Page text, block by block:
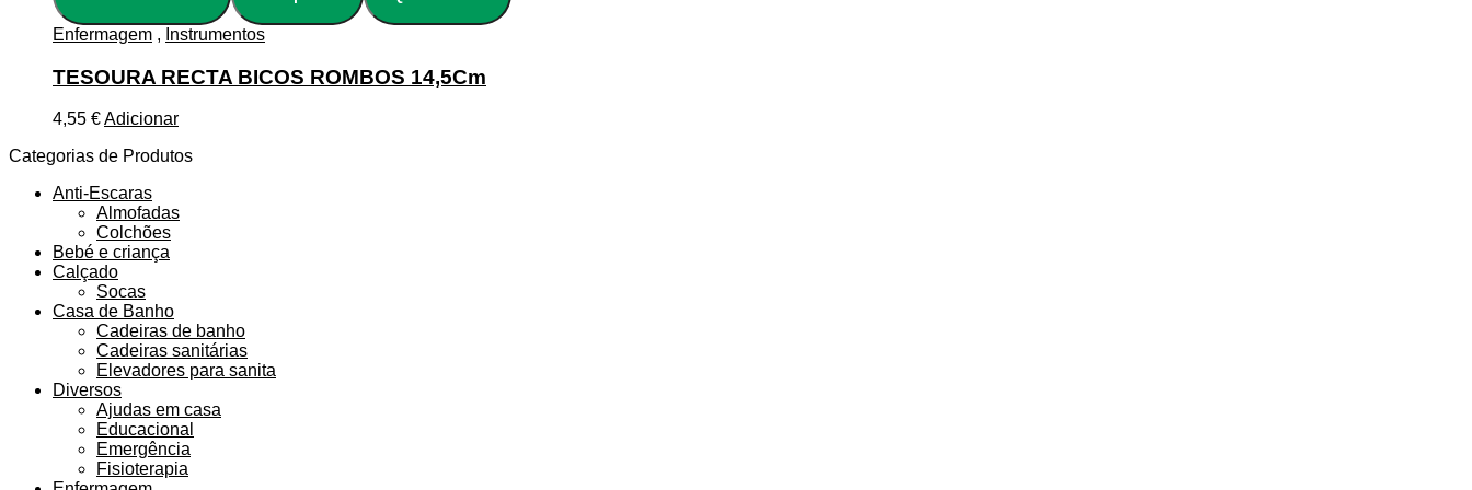
Enfermagem , Instrumentos
TESOURA RECTA BICOS ROMBOS 14,5Cm
4,55 €Adicionar
Categorias de Produtos
Anti-Escaras
Almofadas
Colchões
Bebé e criança
Calçado
Socas
Casa de Banho
Cadeiras de banho
Cadeiras sanitárias
Elevadores para sanita
Diversos
Ajudas em casa
Educacional
Emergência
Fisioterapia